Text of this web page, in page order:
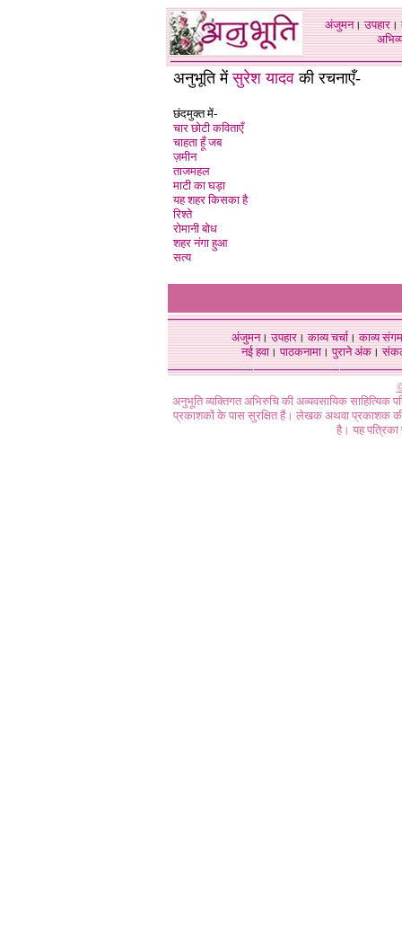
अंजुमन।उपहार।
अनुभूति मेंसुरेश यादव की रचनाएँ-
छंदमुक्त में-
चार छोटी कविताएँ
चाहता हूँ जब
ज़मीन
ताजमहल
माटी का घड़ा
यह शहर किसका है
रिश्ते
रोमानी बोध
शहर नंगा हुआ
सत्य
अंजुमन।उपहार।काव्य चर्चा।काव्य संगम
नई हवा। पाठकनामा। पुराने अंक।
अनुभूति व्यक्तिगत अभिरुचि की अव्यवसायिक
प्रकाशकों के पास सुरक्षित हैं। लेखक अथवा प्रकाशक की
है। यह पत्रिका